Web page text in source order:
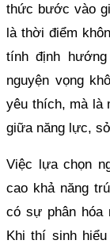
thức bước vào
là thời điểm
tính định
nguyện vọng
yêu thích, mà là
giữa năng lực,
Việc lựa chọn
cao khả năng
có sự phân hóa
Khi thí sinh